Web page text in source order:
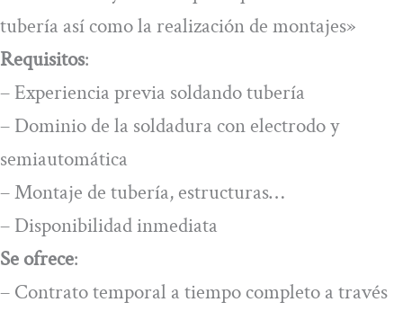
tubería así como la realización de montajes»
Requisitos:
– Experiencia previa soldando tubería
– Dominio de la soldadura con electrodo y
semiautomática
– Montaje de tubería, estructuras…
– Disponibilidad inmediata
Se ofrece:
– Contrato temporal a tiempo completo a través